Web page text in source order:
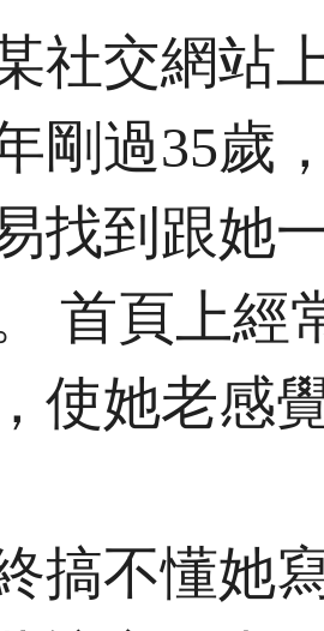
社交網站
剛過35歲
找到跟她
首頁上經
使她老感
搞不懂她